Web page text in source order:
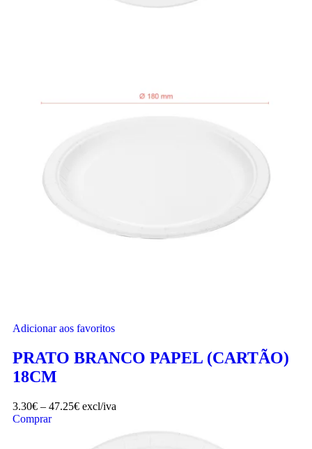
Adicionar aos favoritos
PRATO BRANCO PAPEL (CARTÃO)
18CM
3.30€ – 47.25€ excl/iva
Comprar